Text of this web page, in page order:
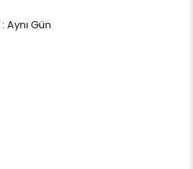
: Aynı Gün